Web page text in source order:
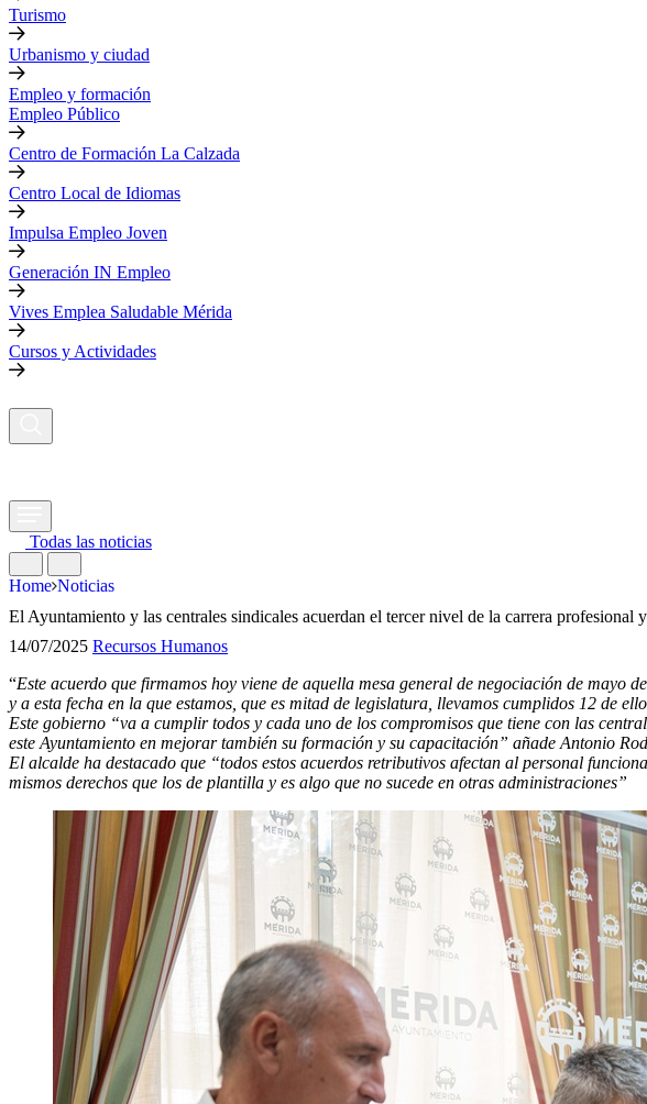
Turismo
Urbanismo y ciudad
Empleo y formación
Empleo Público
Centro de Formación La Calzada
Centro Local de Idiomas
Impulsa Empleo Joven
Generación IN Empleo
Vives Emplea Saludable Mérida
Cursos y Actividades
Todas las noticias
Home Noticias
El Ayuntamiento y las centrales sindicales acuerdan el tercer nivel de la carrera
14/07/2025 Recursos Humanos
“Este acuerdo que firmamos hoy viene de aquella mesa general de negociación de mayo
y a esta fecha en la que estamos, que es mitad de legislatura, llevamos cumplidos 12 de
Este gobierno “va a cumplir todos y cada uno de los compromisos que tiene con las
esteAyuntamiento en mejorar también su formación y su capacitación” añade Antonio
El alcalde ha destacado que “todos estos acuerdos retributivos afectan al personal
mismos derechos que los de plantilla y es algo que no sucede en otras administraciones”